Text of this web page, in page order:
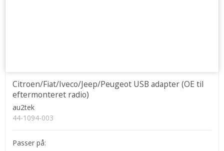
Citroen/Fiat/Iveco/Jeep/Peugeot USB adapter (OE til
eftermonteret radio)
au2tek
44-1094-003
Passer på: